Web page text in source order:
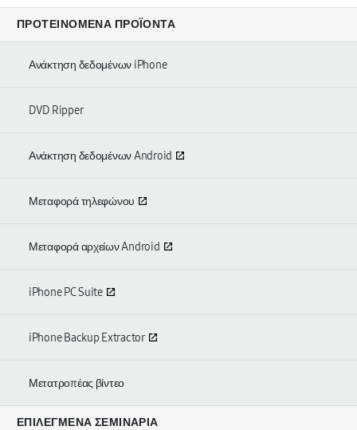
ΠΡΟΤΕΙΝΌΜΕΝΑ ΠΡΟΪΌΝΤΑ
Ανάκτηση δεδομένων iPhone
DVD Ripper
Ανάκτηση δεδομένων Android
Μεταφορά τηλεφώνου
Μεταφορά αρχείων Android
iPhone PC Suite
iPhone Backup Extractor
Μετατροπέας βίντεο
ΕΠΙΛΕΓΜΈΝΑ ΣΕΜΙΝΆΡΙΑ